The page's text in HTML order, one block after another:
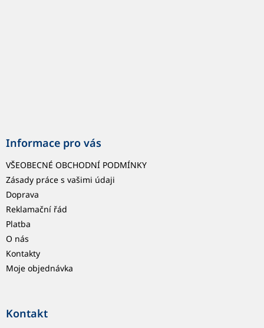
Informace pro vás
VŠEOBECNÉ OBCHODNÍ PODMÍNKY
Zásady práce s vašimi údaji
Doprava
Reklamační řád
Platba
O nás
Kontakty
Moje objednávka
Kontakt